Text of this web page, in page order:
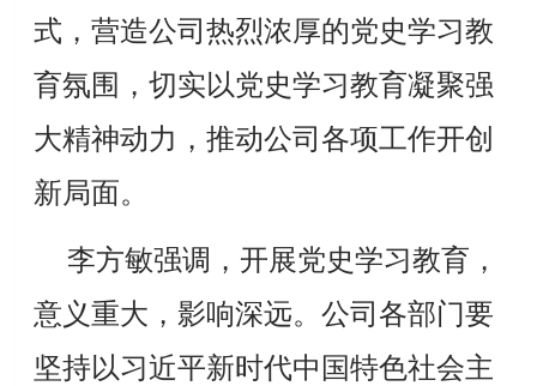
式，营造公司热烈浓厚的党史学习教
育氛围，切实以党史学习教育凝聚强
大精神动力，推动公司各项工作开创
新局面。
李方敏强调，开展党史学习教育，
意义重大，影响深远。公司各部门要
坚持以习近平新时代中国特色社会主